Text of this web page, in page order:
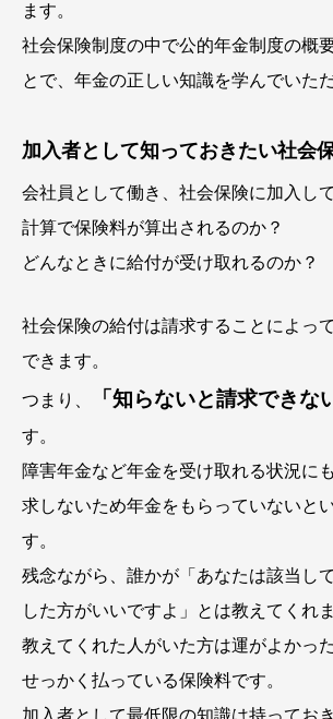
ます。
社会保険制度の中で公的年金制度の概
とで、年金の正しい知識を学んでいた
加入者として知っておきたい社会
会社員として働き、社会保険に加入し
計算で保険料が算出されるのか？
どんなときに給付が受け取れるのか？
社会保険の給付は請求することによっ
できます。
つまり、 「知らないと請求できな
す。
障害年金など年金を受け取れる状況に
求しないため年金をもらっていないと
す。
残念ながら、誰かが「あなたは該当し
した方がいいですよ」とは教えてくれま
教えてくれた人がいた方は運がよかっ
せっかく払っている保険料です。
加入者として最低限の知識は持ってお